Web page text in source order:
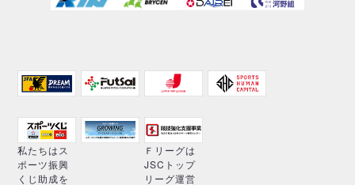
私たちはス
ポーツ振興
くじ助成を
Ｆリーグは
JSCトップ
リーグ運営